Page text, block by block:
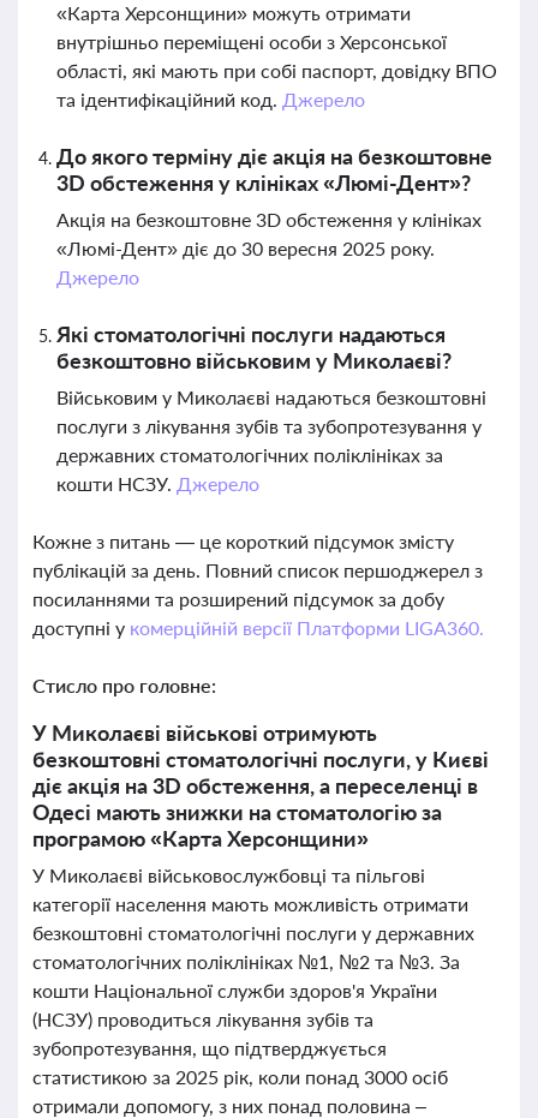
«Карта Херсонщини» можуть отримати
внутрішньо переміщені особи з Херсонської
області, які мають при собі паспорт, довідку ВПО
та ідентифікаційний код. Джерело
До якого терміну діє акція на безкоштовне
3D обстеження у клініках «Люмі-Дент»?
Акція на безкоштовне 3D обстеження у клініках
«Люмі-Дент» діє до 30 вересня 2025 року.
Джерело
Які стоматологічні послуги надаються
безкоштовно військовим у Миколаєві?
Військовим у Миколаєві надаються безкоштовні
послуги з лікування зубів та зубопротезування у
державних стоматологічних поліклініках за
кошти НСЗУ. Джерело
Кожне з питань — це короткий підсумок змісту
публікацій за день. Повний список першоджерел з
посиланнями та розширений підсумок за добу
доступні у комерційній версії Платформи LIGA360.
Стисло про головне:
У Миколаєві військові отримують
безкоштовні стоматологічні послуги, у Києві
діє акція на 3D обстеження, а переселенці в
Одесі мають знижки на стоматологію за
програмою «Карта Херсонщини»
У Миколаєві військовослужбовці та пільгові
категорії населення мають можливість отримати
безкоштовні стоматологічні послуги у державних
стоматологічних поліклініках №1, №2 та №3. За
кошти Національної служби здоров'я України
(НСЗУ) проводиться лікування зубів та
зубопротезування, що підтверджується
статистикою за 2025 рік, коли понад 3000 осіб
отримали допомогу, з них понад половина –